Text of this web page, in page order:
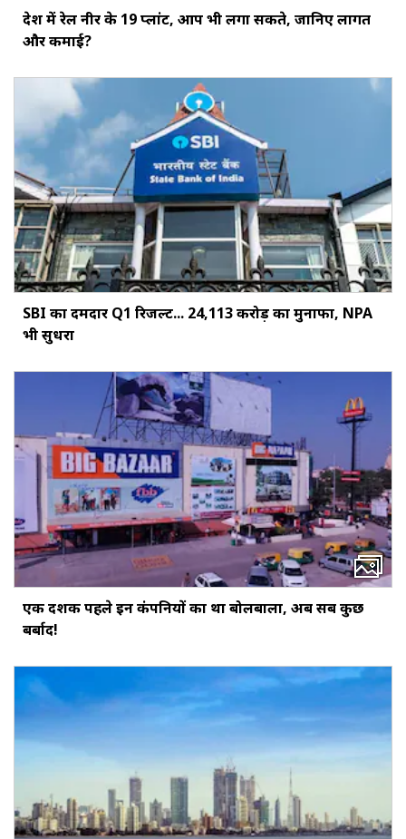
देश में रेल नीर के 19 प्लांट, आप भी लगा सकते, जानिए लागत
और कमाई?
SBI का दमदार Q1 रिजल्ट... ₹24,113 करोड़ का मुनाफा, NPA
भी सुधरा
एक दशक पहले इन कंपनियों का था बोलबाला, अब सब कुछ
बर्बाद!